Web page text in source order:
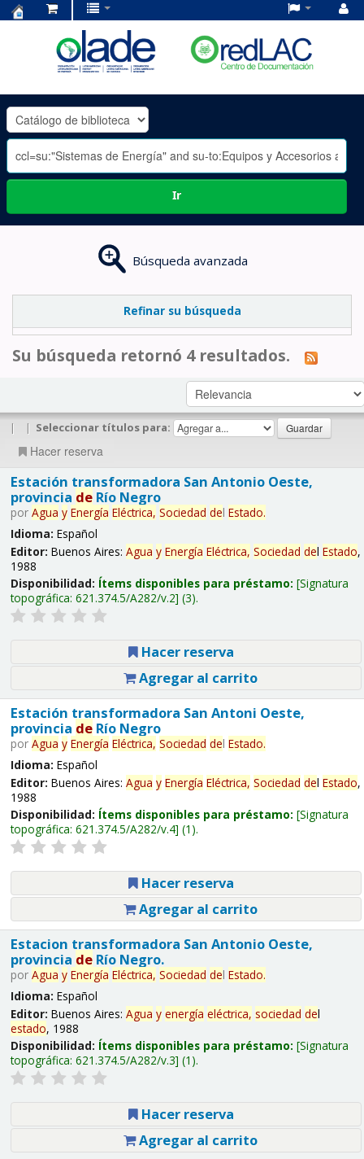
OLADE
-
Ir
Búsqueda avanzada
Refinar su búsqueda
Su búsqueda retornó 4 resultados.
| | Seleccionar títulos para:
Hacer reserva
Estación transformadora San Antonio Oeste,
provincia deRío Negro
por Agua y Energía Eléctrica, Sociedad del Estado.
Idioma: Español
Editor: Buenos Aires: Agua y Energía Eléctrica, Sociedad del Estado,
1988
Disponibilidad: Ítems disponibles para préstamo: Signatura
topográfica: 621.374.5/A282/v.2 (3).
Hacer reserva
Agregar al carrito
Estación transformadora San Antoni Oeste,
provincia deRío Negro
por Agua y Energía Eléctrica, Sociedad del Estado.
Idioma: Español
Editor: Buenos Aires: Agua y Energía Eléctrica, Sociedad del Estado,
1988
Disponibilidad: Ítems disponibles para préstamo: Signatura
topográfica: 621.374.5/A282/v.4 (1).
Hacer reserva
Agregar al carrito
Estacion transformadora San Antonio Oeste,
provincia deRío Negro.
por Agua y Energía Eléctrica, Sociedad del Estado.
Idioma: Español
Editor: Buenos Aires: Agua y energía eléctrica, sociedad del
estado, 1988
Disponibilidad: Ítems disponibles para préstamo: Signatura
topográfica: 621.374.5/A282/v.3 (1).
Hacer reserva
Agregar al carrito